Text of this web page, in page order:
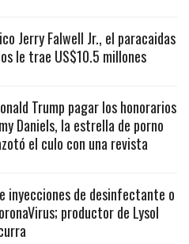
Jerry Falwell Jr., el paracaidas
le trae US$10.5 millones
Trump pagar los honorarios
Daniels, la estrella de porno
el culo con una revista
inyecciones de desinfectante o
productor de Lysol